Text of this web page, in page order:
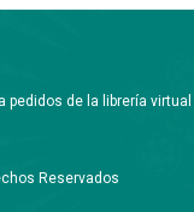
pedidos de la librería
Reservados